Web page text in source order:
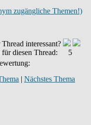
zugängliche Themen!)
interessant?
diesen Thread:
5
| Nächstes Thema